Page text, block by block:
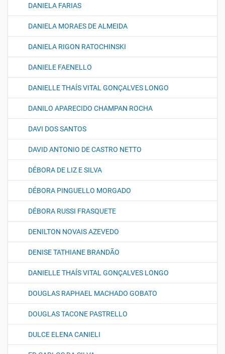
DANIELA FARIAS
DANIELA MORAES DE ALMEIDA
DANIELA RIGON RATOCHINSKI
DANIELE FAENELLO
DANIELLE THAÍS VITAL GONÇALVES LONGO
DANILO APARECIDO CHAMPAN ROCHA
DAVI DOS SANTOS
DAVID ANTONIO DE CASTRO NETTO
DÉBORA DE LIZ E SILVA
DÉBORA PINGUELLO MORGADO
DÉBORA RUSSI FRASQUETE
DENILTON NOVAIS AZEVEDO
DENISE TATHIANE BRANDÃO
DANIELLE THAÍS VITAL GONÇALVES LONGO
DOUGLAS RAPHAEL MACHADO GOBATO
DOUGLAS TACONE PASTRELLO
DULCE ELENA CANIELI